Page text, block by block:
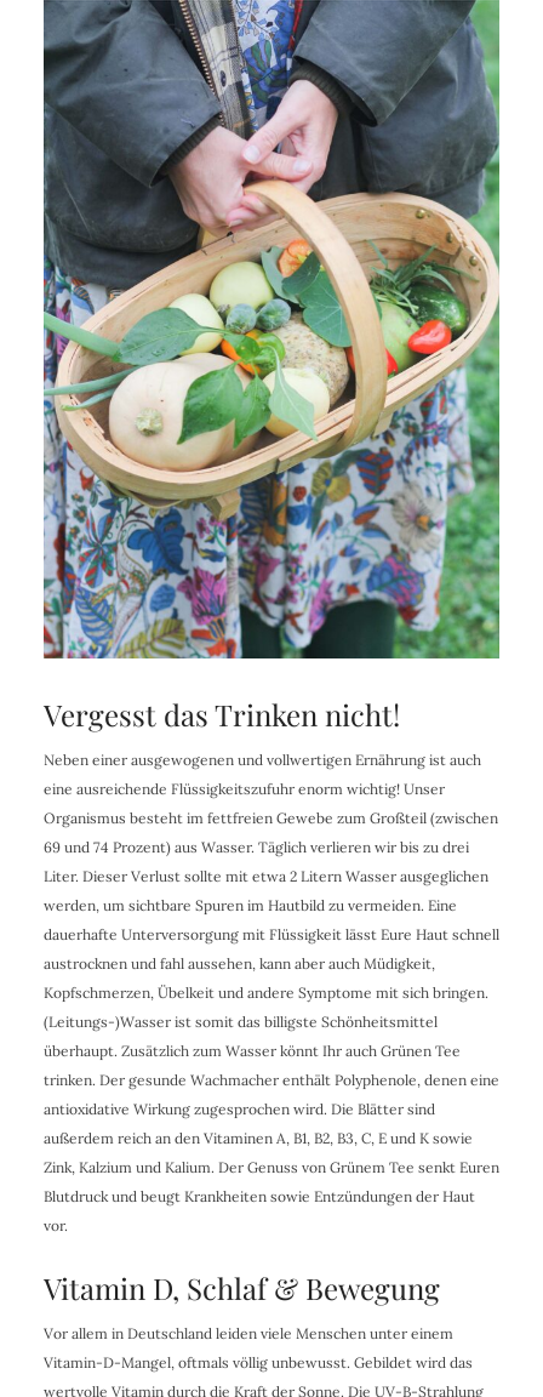
Vergesst das Trinken nicht!
Neben einer ausgewogenen und vollwertigen Ernährung ist auch
eine ausreichende Flüssigkeitszufuhr enorm wichtig! Unser
Organismus besteht im fettfreien Gewebe zum Großteil (zwischen
69 und 74 Prozent) aus Wasser. Täglich verlieren wir bis zu drei
Liter. Dieser Verlust sollte mit etwa 2 Litern Wasser ausgeglichen
werden, um sichtbare Spuren im Hautbild zu vermeiden. Eine
dauerhafte Unterversorgung mit Flüssigkeit lässt Eure Haut schnell
austrocknen und fahl aussehen, kann aber auch Müdigkeit,
Kopfschmerzen, Übelkeit und andere Symptome mit sich bringen.
(Leitungs-)Wasser ist somit das billigste Schönheitsmittel
überhaupt. Zusätzlich zum Wasser könnt Ihr auch Grünen Tee
trinken. Der gesunde Wachmacher enthält Polyphenole, denen eine
antioxidative Wirkung zugesprochen wird. Die Blätter sind
außerdem reich an den Vitaminen A, B1, B2, B3, C, E und K sowie
Zink, Kalzium und Kalium. Der Genuss von Grünem Tee senkt Euren
Blutdruck und beugt Krankheiten sowie Entzündungen der Haut
vor.
Vitamin D, Schlaf & Bewegung
Vor allem in Deutschland leiden viele Menschen unter einem
Vitamin-D-Mangel, oftmals völlig unbewusst. Gebildet wird das
wertvolle Vitamin durch die Kraft der Sonne. Die UV-B-Strahlung